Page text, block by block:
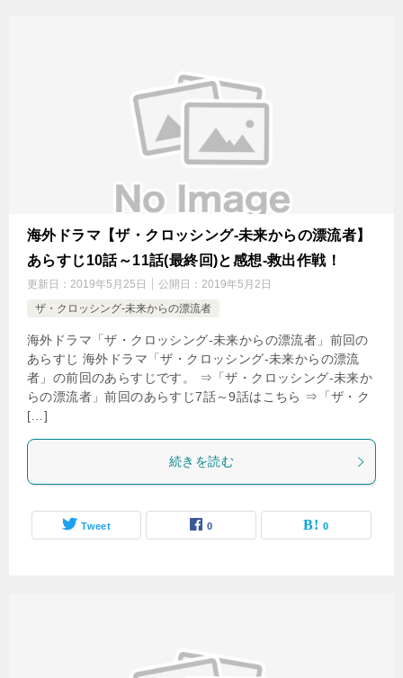
海外ドラマ【ザ・クロッシング-未来からの漂流者】
あらすじ10話～11話(最終回)と感想-救出作戦！
更新日： 2019年5月25日 公開日： 2019年5月2日
ザ・クロッシング-未来からの漂流者
海外ドラマ「ザ・クロッシング-未来からの漂流者」前回の
あらすじ 海外ドラマ「ザ・クロッシング-未来からの漂流
者」の前回のあらすじです。 ⇒「ザ・クロッシング-未来か
らの漂流者」前回のあらすじ7話～9話はこちら ⇒「ザ・ク
[…]
続きを読む
Tweet 0 0